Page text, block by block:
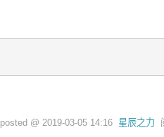
posted @ 2019-03-05 14:16 星辰之力